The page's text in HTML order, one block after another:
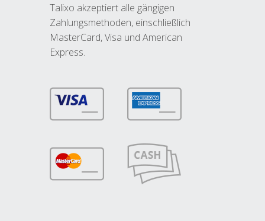
Talixo akzeptiert alle gängigen
Zahlungsmethoden, einschließlich
MasterCard, Visa und American
Express.